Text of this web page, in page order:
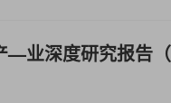
—业深度研究报告